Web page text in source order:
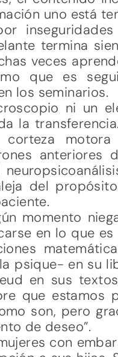
uno está
termina
veces
que es
los seminarios.
ni un
la
anteriores
del
momento
en lo que
psique- en su
en sus
que estamos
son, pero
de deseo”.
con